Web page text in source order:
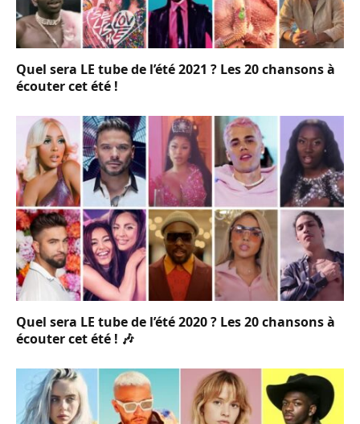
Quel sera LE tube de l’été 2021 ? Les 20 chansons à
écouter cet été !
Quel sera LE tube de l’été 2020 ? Les 20 chansons à
écouter cet été ! 🎶